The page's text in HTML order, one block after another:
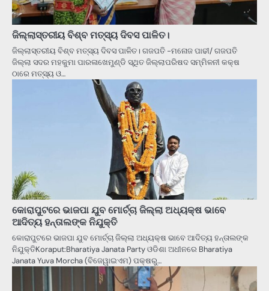
ଜିଲ୍ଲାସ୍ତରୀୟ ବିଶ୍ବ ମତ୍ସ୍ୟ ଦିବସ ପାଳିତ।
ଜିଲ୍ଲାସ୍ତରୀୟ ବିଶ୍ବ ମତ୍ସ୍ୟ ଦିବସ ପାଳିତ। ଗଜପତି -ମନୋଜ ପାଢୀ/ ଗଜପତି
ଜିଲ୍ଲା ସଦର ମହକୁମା ପାରଳାଖେମୁଣ୍ଡି ସ୍ଥିତ ଜିଲ୍ଲାପରିଷଦ ସମ୍ମିଳନୀ କକ୍ଷ
ଠାରେ ମତ୍ସ୍ୟ ଓ…
କୋରାପୁଟରେ ଭାଜପା ଯୁବ ମୋର୍ଚ୍ଚା ଜିଲ୍ଲା ଅଧ୍ୟକ୍ଷ ଭାବେ
ଆଦିତ୍ୟ ହନ୍ତାଲଙ୍କ ନିଯୁକ୍ତି
କୋରାପୁଟରେ ଭାଜପା ଯୁବ ମୋର୍ଚ୍ଚା ଜିଲ୍ଲା ଅଧ୍ୟକ୍ଷ ଭାବେ ଆଦିତ୍ୟ ହନ୍ତାଲଙ୍କ
ନିଯୁକ୍ତିKoraput:Bharatiya Janata Party ଓଡିଶା ଅଧୀନରେ Bharatiya
Janata Yuva Morcha (ବିଜେୱାଇଏମ) ପକ୍ଷରୁ…